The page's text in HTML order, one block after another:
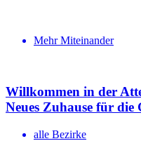
Mehr Miteinander
Willkommen in der
Neues Zuhause für
alle Bezirke